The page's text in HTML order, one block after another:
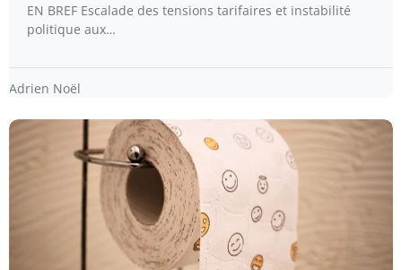
EN BREF Escalade des tensions tarifaires et instabilité
politique aux…
Adrien Noël